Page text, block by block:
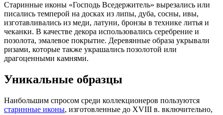
Старинные иконы «Господь Вседержитель» вырезались или
писались темперой на досках из липы, дуба, сосны, ивы,
изготавливались из меди, латуни, бронзы в технике литья и
чеканки. В качестве декора использовались серебрение и
позолота, эмалевое покрытие. Деревянные образа укрывали
ризами, которые также украшались позолотой или
драгоценными камнями.
Уникальные образцы
Наибольшим спросом среди коллекционеров пользуются
старинные иконы, изготовленные до XVIII в. включительно,